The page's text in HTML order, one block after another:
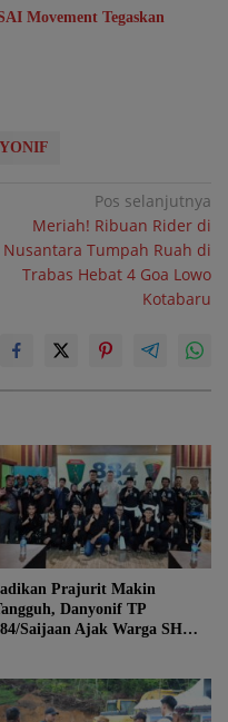
Movement Tegaskan
YONIF
Pos selanjutnya
Meriah! Ribuan Rider di
Nusantara Tumpah Ruah di
Trabas Hebat 4 Goa Lowo
Kotabaru
Prajurit Makin
Danyonif TP
Saijaan Ajak Warga SH